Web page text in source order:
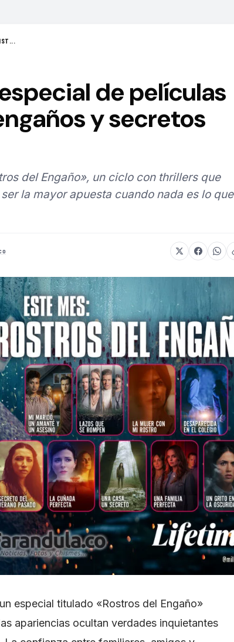
de películas
y secretos
del Engaño», un ciclo con thrillers que
la mayor apuesta cuando nada es lo que
especial titulado «Rostros del Engaño»
apariencias ocultan verdades inquietantes